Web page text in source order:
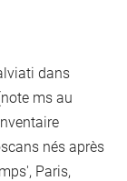
dans
ms au
nés après
Paris,